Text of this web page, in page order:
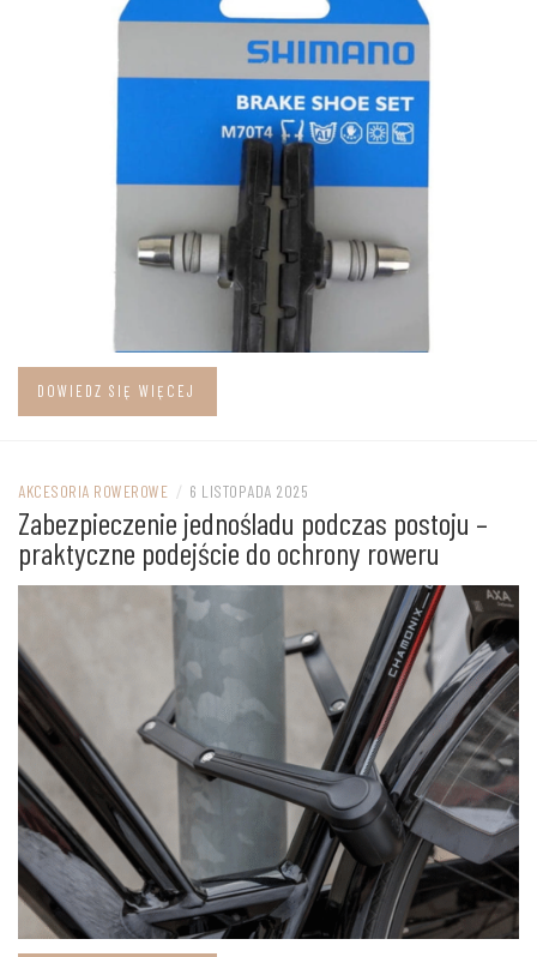
DOWIEDZ SIĘ WIĘCEJ
AKCESORIA ROWEROWE / 6 LISTOPADA 2025
Zabezpieczenie jednośladu podczas postoju –
praktyczne podejście do ochrony roweru